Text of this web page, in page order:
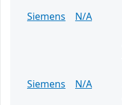
Siemens
N/A
Siemens
N/A